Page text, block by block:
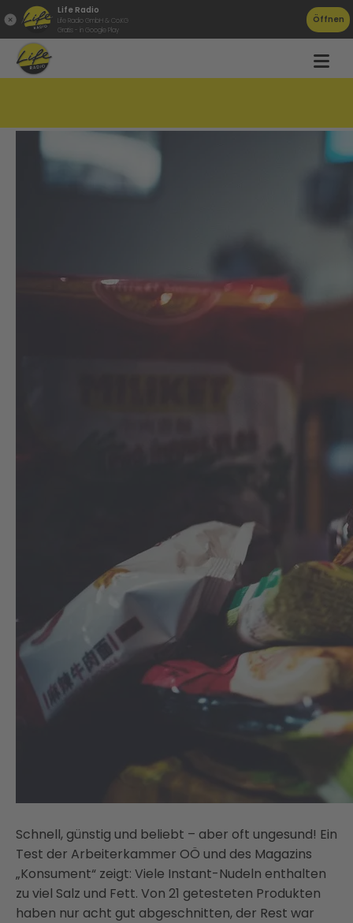
Life Radio
Life Radio GmbH & Co.KG
Gratis - in Google Play
Öffnen
Schnell, günstig und beliebt – aber oft ungesund! Ein
Test der Arbeiterkammer OÖ und des Magazins
„Konsument“ zeigt: Viele Instant-Nudeln enthalten
zu viel Salz und Fett. Von 21 getesteten Produkten
haben nur acht gut abgeschnitten, der Rest war